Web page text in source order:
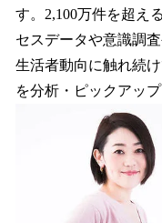
す。2,100万件を超え
セスデータや意識調
生活者動向に触れ続
を分析・ピックアップ